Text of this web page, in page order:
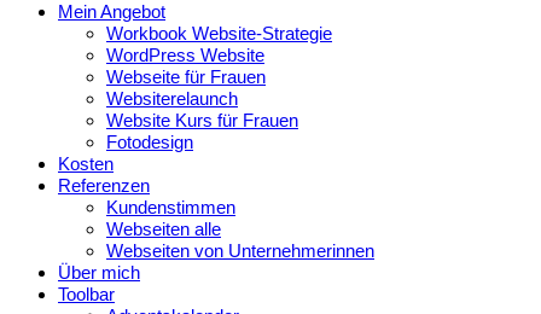
Mein Angebot
Workbook Website-Strategie
WordPress Website
Webseite für Frauen
Websiterelaunch
Website Kurs für Frauen
Fotodesign
Kosten
Referenzen
Kundenstimmen
Webseiten alle
Webseiten von Unternehmerinnen
Über mich
Toolbar